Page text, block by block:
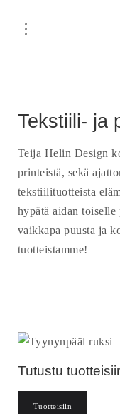
Tekstiili- ja
Teija Helin Design
printeistä, sekä
tekstiilituotteista
hypätä aidan
vaikkapa puusta ja
tuotteistamme!
Tutustu
Tuotteisiin